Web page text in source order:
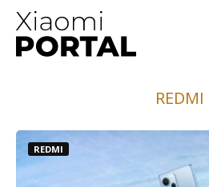
REDMI
REDMI